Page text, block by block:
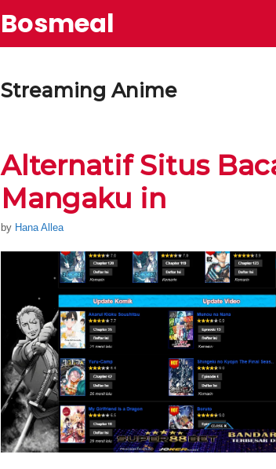
Bosmeal
Streaming Anime
Alternatif Situs
Mangaku in
by Hana Allea